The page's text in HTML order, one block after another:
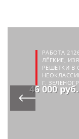
РАБОТА
ЛЁГКИЕ,
РЕШЕТКИ В
Г.
46 000 руб.